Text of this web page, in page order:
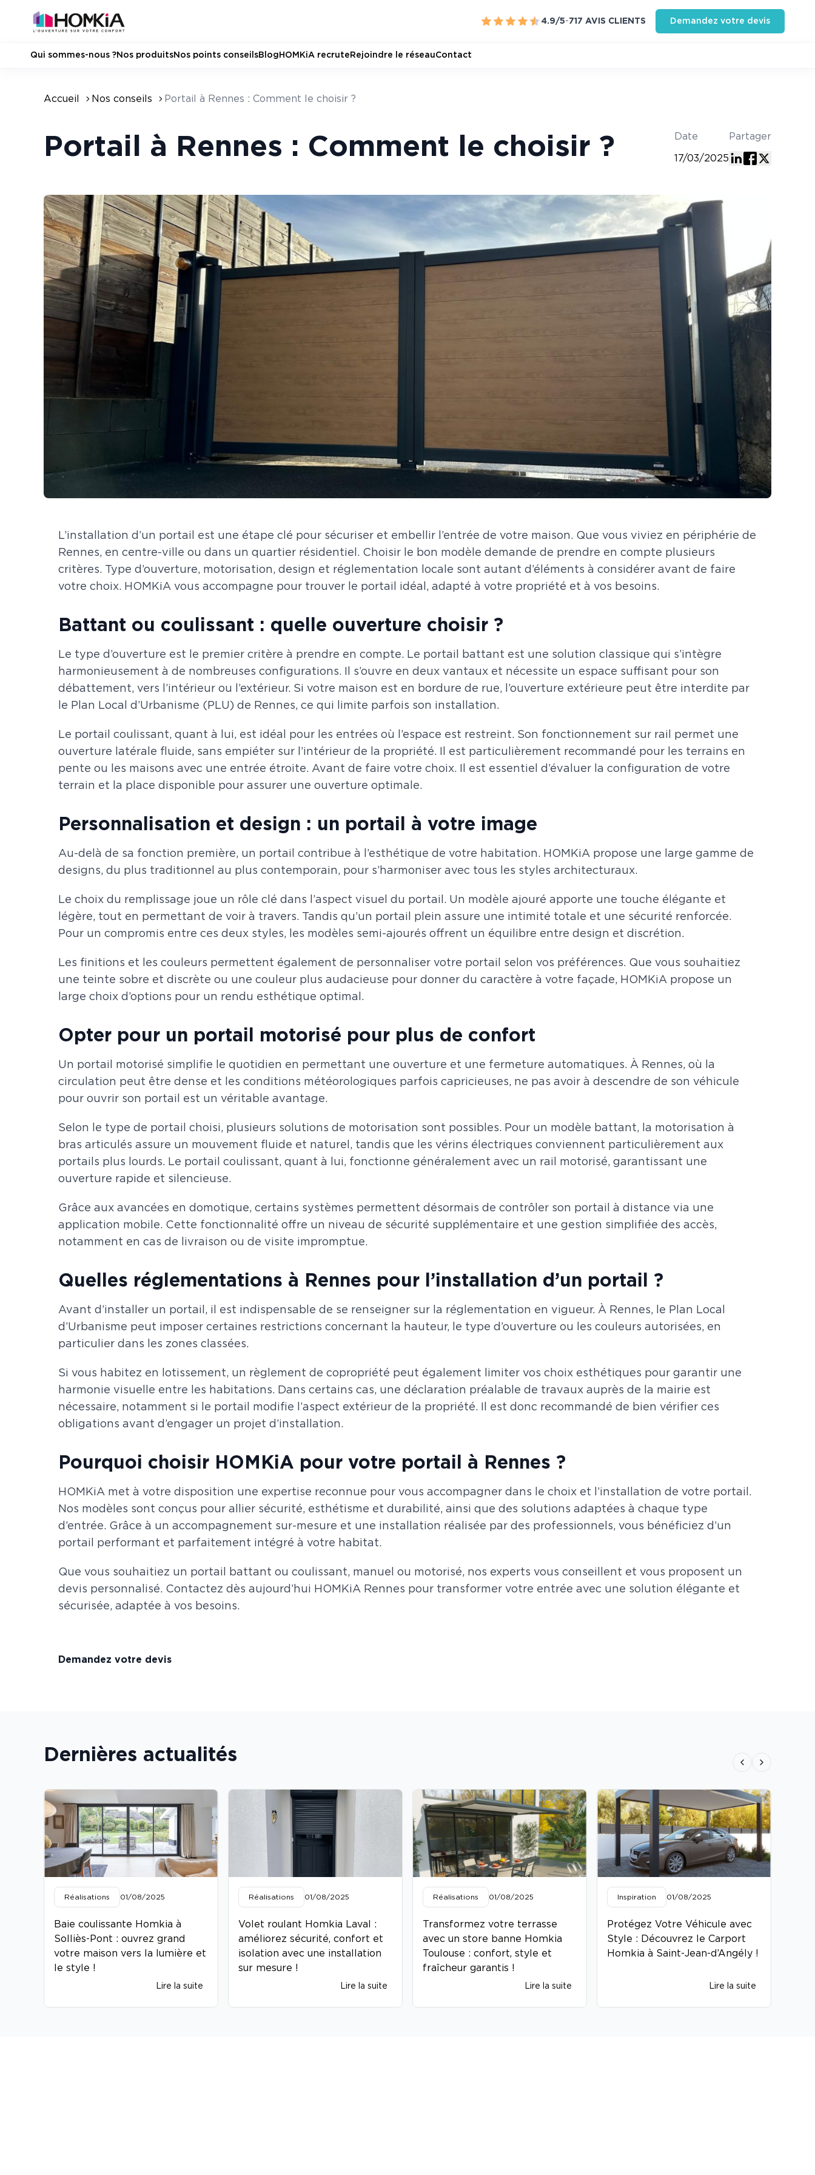
4.9/5-717 AVIS CLIENTS Demandez votre devis
Qui sommes-nous ?Nos produitsNos points conseilsBlog HOMKiA recrute Rejoindre le réseauContact
Accueil Nos conseils Portail à Rennes : Comment le choisir ?
Portail à Rennes : Comment le choisir ? Date
17/03/2025
Partager
L’installation d’un portail est une étape clé pour sécuriser et embellir l’entrée de votre maison. Que vous viviez en périphérie de
Rennes, en centre-ville ou dans un quartier résidentiel. Choisir le bon modèle demande de prendre en compte plusieurs
critères. Type d’ouverture, motorisation, design et réglementation locale sont autant d’éléments à considérer avant de faire
votre choix. HOMKiA vous accompagne pour trouver le portail idéal, adapté à votre propriété et à vos besoins.
Battant ou coulissant : quelle ouverture choisir ?
Le type d’ouverture est le premier critère à prendre en compte. Le portail battant est une solution classique qui s’intègre
harmonieusement à de nombreuses configurations. Il s’ouvre en deux vantaux et nécessite un espace suffisant pour son
débattement, vers l’intérieur ou l’extérieur. Si votre maison est en bordure de rue, l’ouverture extérieure peut être interdite par
le Plan Local d’Urbanisme (PLU) de Rennes, ce qui limite parfois son installation.
Le portail coulissant, quant à lui, est idéal pour les entrées où l’espace est restreint. Son fonctionnement sur rail permet une
ouverture latérale fluide, sans empiéter sur l’intérieur de la propriété. Il est particulièrement recommandé pour les terrains en
pente ou les maisons avec une entrée étroite. Avant de faire votre choix. Il est essentiel d’évaluer la configuration de votre
terrain et la place disponible pour assurer une ouverture optimale.
Personnalisation et design : un portail à votre image
Au-delà de sa fonction première, un portail contribue à l’esthétique de votre habitation. HOMKiA propose une large gamme de
designs, du plus traditionnel au plus contemporain, pour s’harmoniser avec tous les styles architecturaux.
Le choix du remplissage joue un rôle clé dans l’aspect visuel du portail. Un modèle ajouré apporte une touche élégante et
légère, tout en permettant de voir à travers. Tandis qu’un portail plein assure une intimité totale et une sécurité renforcée.
Pour un compromis entre ces deux styles, les modèles semi-ajourés offrent un équilibre entre design et discrétion.
Les finitions et les couleurs permettent également de personnaliser votre portail selon vos préférences. Que vous souhaitiez
une teinte sobre et discrète ou une couleur plus audacieuse pour donner du caractère à votre façade, HOMKiA propose un
large choix d’options pour un rendu esthétique optimal.
Opter pour un portail motorisé pour plus de confort
Un portail motorisé simplifie le quotidien en permettant une ouverture et une fermeture automatiques. À Rennes, où la
circulation peut être dense et les conditions météorologiques parfois capricieuses, ne pas avoir à descendre de son véhicule
pour ouvrir son portail est un véritable avantage.
Selon le type de portail choisi, plusieurs solutions de motorisation sont possibles. Pour un modèle battant, la motorisation à
bras articulés assure un mouvement fluide et naturel, tandis que les vérins électriques conviennent particulièrement aux
portails plus lourds. Le portail coulissant, quant à lui, fonctionne généralement avec un rail motorisé, garantissant une
ouverture rapide et silencieuse.
Grâce aux avancées en domotique, certains systèmes permettent désormais de contrôler son portail à distance via une
application mobile. Cette fonctionnalité offre un niveau de sécurité supplémentaire et une gestion simplifiée des accès,
notamment en cas de livraison ou de visite impromptue.
Quelles réglementations à Rennes pour l’installation d’un portail ?
Avant d’installer un portail, il est indispensable de se renseigner sur la réglementation en vigueur. À Rennes, le Plan Local
d’Urbanisme peut imposer certaines restrictions concernant la hauteur, le type d’ouverture ou les couleurs autorisées, en
particulier dans les zones classées.
Si vous habitez en lotissement, un règlement de copropriété peut également limiter vos choix esthétiques pour garantir une
harmonie visuelle entre les habitations. Dans certains cas, une déclaration préalable de travaux auprès de la mairie est
nécessaire, notamment si le portail modifie l’aspect extérieur de la propriété. Il est donc recommandé de bien vérifier ces
obligations avant d’engager un projet d’installation.
Pourquoi choisir HOMKiA pour votre portail à Rennes ?
HOMKiA met à votre disposition une expertise reconnue pour vous accompagner dans le choix et l’installation de votre portail.
Nos modèles sont conçus pour allier sécurité, esthétisme et durabilité, ainsi que des solutions adaptées à chaque type
d’entrée. Grâce à un accompagnement sur-mesure et une installation réalisée par des professionnels, vous bénéficiez d’un
portail performant et parfaitement intégré à votre habitat.
Que vous souhaitiez un portail battant ou coulissant, manuel ou motorisé, nos experts vous conseillent et vous proposent un
devis personnalisé. Contactez dès aujourd’hui HOMKiA Rennes pour transformer votre entrée avec une solution élégante et
sécurisée, adaptée à vos besoins.
Demandez votre devis
Dernières actualités
Réalisations 01/08/2025
Baie coulissante Homkia à
Solliès-Pont : ouvrez grand
votre maison vers la lumière et
le style !
Lire la suite
Réalisations 01/08/2025
Volet roulant Homkia Laval :
améliorez sécurité, confort et
isolation avec une installation
sur mesure !
Lire la suite
Réalisations 01/08/2025
Transformez votre terrasse
avec un store banne Homkia
Toulouse : confort, style et
fraîcheur garantis !
Lire la suite
Inspiration 01/08/2025
Protégez Votre Véhicule avec
Style : Découvrez le Carport
Homkia à Saint-Jean-d’Angély !
Lire la suite
Previous slide
Next slide